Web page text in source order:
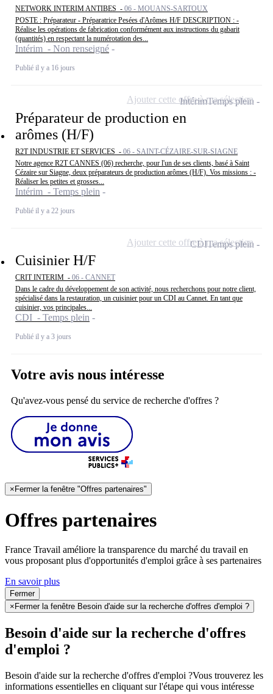
NETWORK INTERIM ANTIBES - 06 - MOUANS-SARTOUX
POSTE : Préparateur - Préparatrice Pesées d'Arômes H/F DESCRIPTION : -
Réalise les opérations de fabrication conformément aux instructions du gabarit
(quantités) en respectant la numérotation des...
Intérim - Non renseigné
Publié il y a 16 jours
Préparateur de production en
arômes (H/F)
R2T INDUSTRIE ET SERVICES - 06 - SAINT-CÉZAIRE-SUR-SIAGNE
Notre agence R2T CANNES (06) recherche, pour l'un de ses clients, basé à Saint
Cézaire sur Siagne, deux préparateurs de production arômes (H/F). Vos missions : -
Réaliser les petites et grosses...
Intérim - Temps plein
Publié il y a 22 jours
IntérimTemps plein
Ajouter cette offre à ma sélection
Cuisinier H/F
CRIT INTERIM - 06 - CANNET
Dans le cadre du développement de son activité, nous recherchons pour notre client,
spécialisé dans la restauration, un cuisinier pour un CDI au Cannet. En tant que
cuisinier, vos principales...
CDI - Temps plein
Publié il y a 3 jours
CDITemps plein
Ajouter cette offre à ma sélection
Votre avis nous intéresse
Qu'avez-vous pensé du service de recherche d'offres ?
× Fermer la fenêtre "Offres partenaires"
Offres partenaires
France Travail améliore la transparence du marché du travail en
vous proposant plus d'opportunités d'emploi grâce à ses partenaires
En savoir plus
Fermer
× Fermer la fenêtre Besoin d'aide sur la recherche d'offres d'emploi ?
Besoin d'aide sur la recherche d'offres
d'emploi ?
Besoin d'aide sur la recherche d'offres d'emploi ?Vous trouverez les
informations essentielles en cliquant sur l'étape qui vous intéresse